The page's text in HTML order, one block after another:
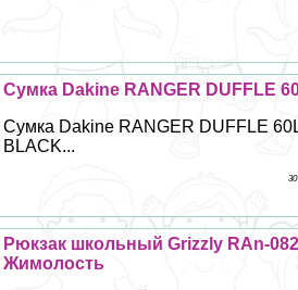
Cумка Dakine RANGER DUFFLE
Cумка Dakine RANGER DUFFLE
BLACK...
30
Рюкзак школьный Grizzly RAn-
Жимолость